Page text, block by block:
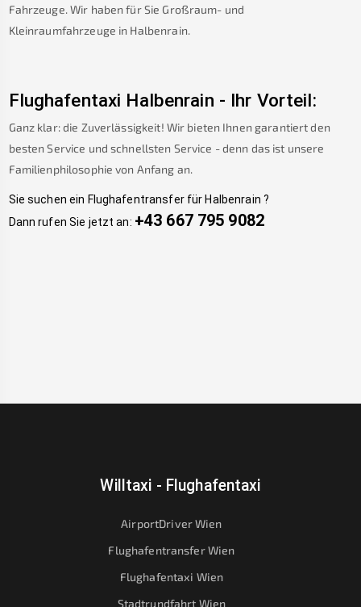
Fahrzeuge. Wir haben für Sie Großraum- und
Kleinraumfahrzeuge in Halbenrain.
Flughafentaxi Halbenrain - Ihr Vorteil:
Ganz klar: die Zuverlässigkeit! Wir bieten Ihnen garantiert den
besten Service und schnellsten Service - denn das ist unsere
Familienphilosophie von Anfang an.
Sie suchen ein Flughafentransfer für Halbenrain ?
Dann rufen Sie jetzt an: +43 667 795 9082
Willtaxi - Flughafentaxi
AirportDriver Wien
Flughafentransfer Wien
Flughafentaxi Wien
Stadtrundfahrt Wien